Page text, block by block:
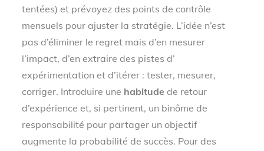
tentées) et prévoyez des points de contrôle
mensuels pour ajuster la stratégie. L’idée n’est
pas d’éliminer le regret mais d’en mesurer
l’impact, d’en extraire des pistes d’
expérimentation et d’itérer : tester, mesurer,
corriger. Introduire une habitude de retour
d’expérience et, si pertinent, un binôme de
responsabilité pour partager un objectif
augmente la probabilité de succès. Pour des